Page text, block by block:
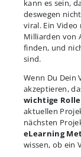
kann es sein,
deswegen
viral. Ein
Milliarden von
finden, und
sind.
Wenn Du Dein
akzeptieren,
wichtige
aktuellen
nächsten
eLearning
wissen, ob ein